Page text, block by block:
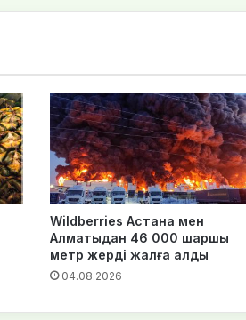
Wildberries Астана мен
Алматыдан 46 000 шаршы
метр жерді жалға алды
04.08.2026